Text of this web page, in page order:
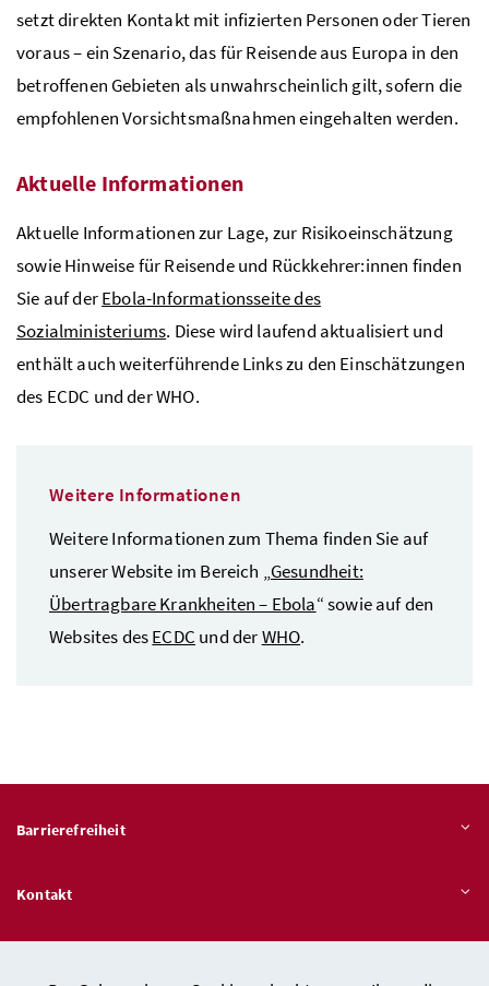
setzt direkten Kontakt mit infizierten Personen oder Tieren
voraus – ein Szenario, das für Reisende aus Europa in den
betroffenen Gebieten als unwahrscheinlich gilt, sofern die
empfohlenen Vorsichtsmaßnahmen eingehalten werden.
Aktuelle Informationen
Aktuelle Informationen zur Lage, zur Risikoeinschätzung
sowie Hinweise für Reisende und Rückkehrer:innen finden
Sie auf derEbola-Informationsseite des
Sozialministeriums. Diese wird laufend aktualisiert und
enthält auch weiterführende Links zu den Einschätzungen
des ECDC und derWHO.
Weitere Informationen
Weitere Informationen zum Thema finden Sie auf
unserer Website im Bereich „Gesundheit:
Übertragbare Krankheiten – Ebola“ sowie auf den
Websites desECDC und derWHO.
Barrierefreiheit
Kontakt